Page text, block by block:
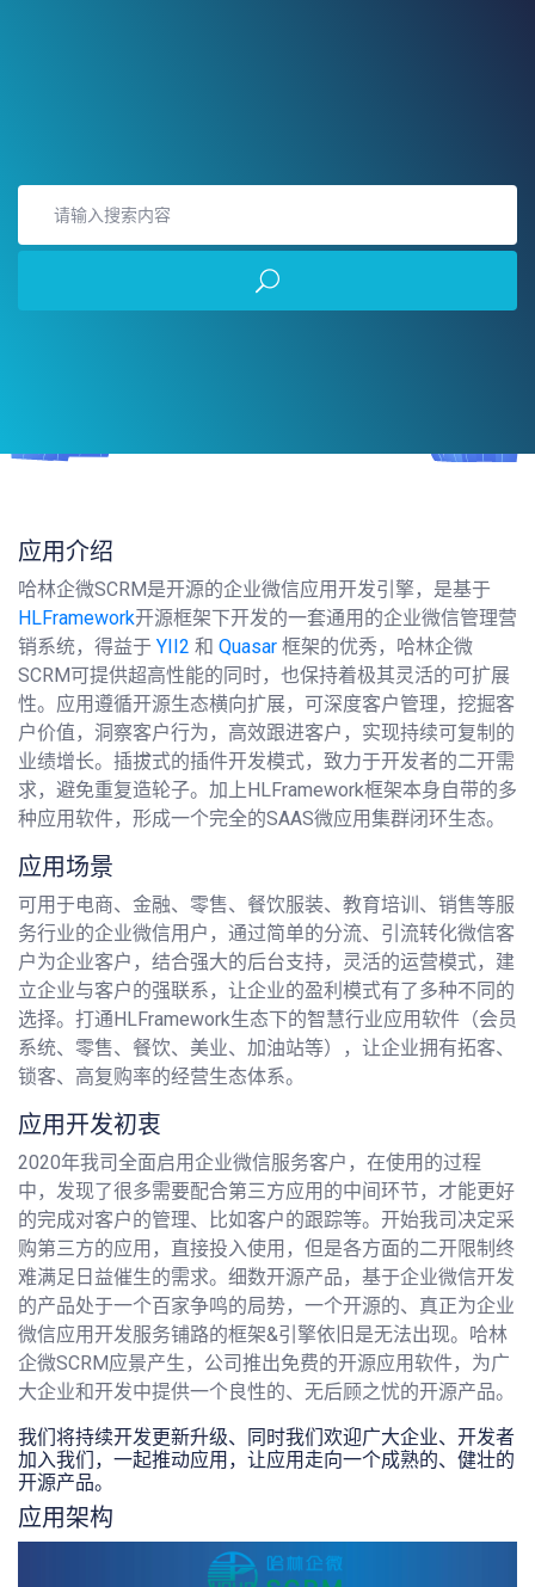
应用介绍
哈林企微SCRM是开源的企业微信应用开发引擎，是基于
HLFramework开源框架下开发的一套通用的企业微信管理营
销系统，得益于 YII2 和 Quasar 框架的优秀，哈林企微
SCRM可提供超高性能的同时，也保持着极其灵活的可扩展
性。应用遵循开源生态横向扩展，可深度客户管理，挖掘客
户价值，洞察客户行为，高效跟进客户，实现持续可复制的
业绩增长。插拔式的插件开发模式，致力于开发者的二开需
求，避免重复造轮子。加上HLFramework框架本身自带的多
种应用软件，形成一个完全的SAAS微应用集群闭环生态。
应用场景
可用于电商、金融、零售、餐饮服装、教育培训、销售等服
务行业的企业微信用户，通过简单的分流、引流转化微信客
户为企业客户，结合强大的后台支持，灵活的运营模式，建
立企业与客户的强联系，让企业的盈利模式有了多种不同的
选择。打通HLFramework生态下的智慧行业应用软件（会员
系统、零售、餐饮、美业、加油站等），让企业拥有拓客、
锁客、高复购率的经营生态体系。
应用开发初衷
2020年我司全面启用企业微信服务客户，在使用的过程
中，发现了很多需要配合第三方应用的中间环节，才能更好
的完成对客户的管理、比如客户的跟踪等。开始我司决定采
购第三方的应用，直接投入使用，但是各方面的二开限制终
难满足日益催生的需求。细数开源产品，基于企业微信开发
的产品处于一个百家争鸣的局势，一个开源的、真正为企业
微信应用开发服务铺路的框架&引擎依旧是无法出现。哈林
企微SCRM应景产生，公司推出免费的开源应用软件，为广
大企业和开发中提供一个良性的、无后顾之忧的开源产品。
我们将持续开发更新升级、同时我们欢迎广大企业、开发者
加入我们，一起推动应用，让应用走向一个成熟的、健壮的
开源产品。
应用架构